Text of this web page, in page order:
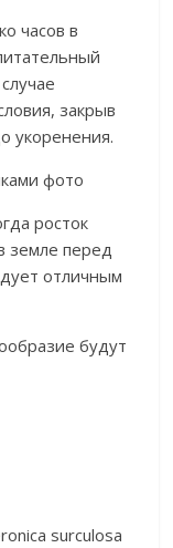
часов в
закрыв
укоренения.
фото
росток
земле перед
отличным
будут
surculosa